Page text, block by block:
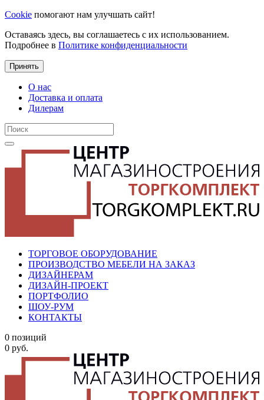
Cookie помогают нам улучшать сайт!
Оставаясь здесь, вы соглашаетесь с их использованием.
Подробнее в Политике конфиденциальности
Принять
О нас
Доставка и оплата
Дилерам
ТОРГОВОЕ ОБОРУДОВАНИЕ
ПРОИЗВОДСТВО МЕБЕЛИ НА ЗАКАЗ
ДИЗАЙНЕРАМ
ДИЗАЙН-ПРОЕКТ
ПОРТФОЛИО
ШОУ-РУМ
КОНТАКТЫ
0 позиций
0 руб.